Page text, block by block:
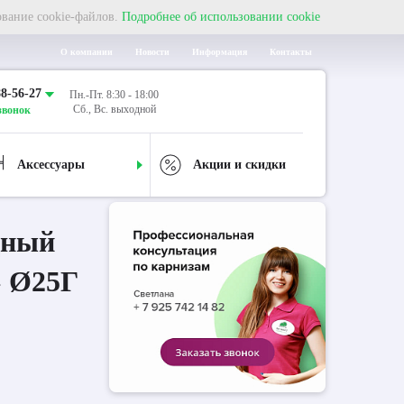
cookie-файлов. Подробнее об использовании cookie
О компании Новости Информация Контакты
56-27
Пн.-Пт. 8:30 - 18:00
Сб., Вс. выходной
Аксессуары Акции и скидки
Ø25Г